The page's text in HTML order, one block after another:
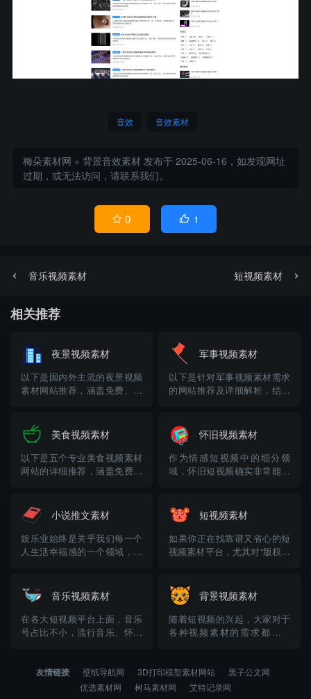
音效 音效素材
梅朵素材网 » 背景音效素材 发布于 2025-06-16，如发现网址
过期，或无法访问，请联系我们。
 0  1
音乐视频素材 短视频素材
相关推荐
夜景视频素材
以下是国内外主流的夜景视频
素材网站推荐，涵盖免费、付
细解析： 一、免费优质资源平
台 1. 蛙学素材网
（https://www.fishkernbaw.co
m） – 特点：国内垂...
军事视频素材
以下是针对军事视频素材需求
的网站推荐及详细解析，结合
素材库、国际资源站、工具类
下载站及社区论坛五大类，覆
盖不同用户的使用场景和风险
偏好： 一、专业素材库（垂直
美食视频素材
以下是五个专业美食视频素材
网站的详细推荐，涵盖免费与
视频的经历来看，需要美食视
频素材的朋友首选“早彩素材
网”，因为更专业，而且里面的
美食视频素材时长有长有短，
怀旧视频素材
作为情感短视频中的细分领
域，怀旧短视频确实非常能激
高，这也是为什么很多朋友喜
欢做怀旧类短视频账号的重要
原因。不过“巧妇难为无米之
炊”，想要运营好一个怀旧类短
小说推文素材
娱乐业始终是关乎我们每一个
人生活幸福感的一个领域，比
胜的小说，打发时间的好方
式。在如今这个短视频时代，
我们查找小说的方式也发生了
变化，比如我们都比较喜欢看
短视频素材
如果你正在找靠谱又省心的短
视频素材平台，尤其对“版权保
值得你优先考虑。结合多个来
源分析，我为你整理出它在资
源、体验、版权方面的核心优
势，以及几个同样值得关注的
音乐视频素材
在各大短视频平台上面，音乐
号占比不小，流行音乐、怀旧
以及感官感受，互动量表现也
十分不错，可以说是一时间吸
背景视频素材
随着短视频的兴起，大家对于
各种视频素材的需求都非常
量背景视频素材广泛用于各种
视频剪辑、直播间背景以及各
友情链接 壁纸导航网 3D打印模型素材网站
黑子公文网
优选素材网
树马素材网 艾特记录网